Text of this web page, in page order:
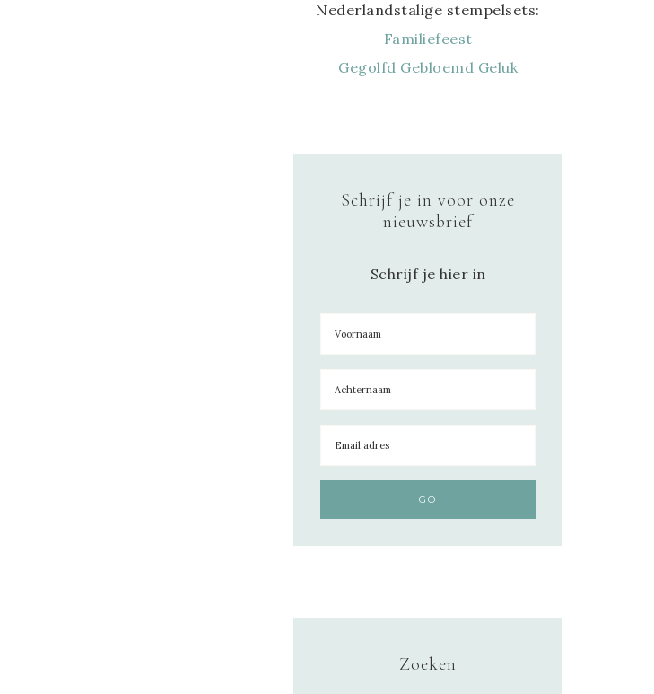
Nederlandstalige stempelsets:
Familiefeest
Gegolfd Gebloemd Geluk
Schrijf je in voor onze
nieuwsbrief
Schrijf je hier in
Zoeken